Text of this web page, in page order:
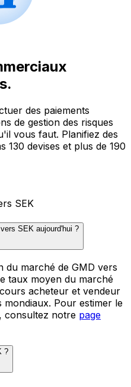
des paiements
de gestion des risques
vous faut. Planifiez des
130 devises et plus de 190
SEK
SEK aujourd'hui ?
du marché de GMD vers
taux moyen du marché
acheteur et vendeur
mondiaux. Pour estimer le
consultez notre page
?